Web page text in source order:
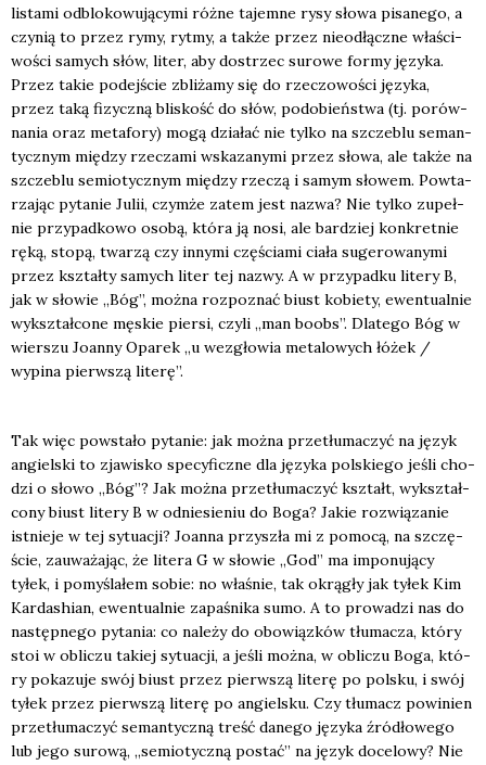
li­sta­mi odblo­ko­wu­ją­cy­mi róż­ne tajem­ne rysy sło­wa pisa­ne­go, a
czy­nią to przez rymy, ryt­my, a tak­że przez nie­od­łącz­ne wła­ści­
wo­ści samych słów, liter, aby dostrzec suro­we for­my języ­ka.
Przez takie podej­ście zbli­ża­my się do rze­czo­wo­ści języ­ka,
przez taką fizycz­ną bli­skość do słów, podo­bień­stwa (tj. porów­
na­nia oraz meta­fo­ry) mogą dzia­łać nie tyl­ko na szcze­blu seman­
tycz­nym mię­dzy rze­cza­mi wska­za­ny­mi przez sło­wa, ale tak­że na
szcze­blu semio­tycz­nym mię­dzy rze­czą i samym sło­wem. Powta­
rza­jąc pyta­nie Julii, czym­że zatem jest nazwa? Nie tyl­ko zupeł­
nie przy­pad­ko­wo oso­bą, któ­ra ją nosi, ale bar­dziej kon­kret­nie
ręką, sto­pą, twa­rzą czy inny­mi czę­ścia­mi cia­ła suge­ro­wa­ny­mi
przez kształ­ty samych liter tej nazwy. A w przy­pad­ku lite­ry B,
jak w sło­wie „Bóg”, moż­na roz­po­znać biust kobie­ty, ewen­tu­al­nie
wykształ­co­ne męskie pier­si, czy­li „man boobs”. Dla­te­go Bóg w
wier­szu Joan­ny Opa­rek „u wez­gło­wia meta­lo­wych łóżek /
wypi­na pierw­szą lite­rę”.
Tak więc powsta­ło pyta­nie: jak moż­na prze­tłu­ma­czyć na język
angiel­ski to zja­wi­sko spe­cy­ficz­ne dla języ­ka pol­skie­go jeśli cho­
dzi o sło­wo „Bóg”? Jak moż­na prze­tłu­ma­czyć kształt, wykształ­
co­ny biust lite­ry B w odnie­sie­niu do Boga? Jakie roz­wią­za­nie
ist­nie­je w tej sytu­acji? Joan­na przy­szła mi z pomo­cą, na szczę­
ście, zauwa­ża­jąc, że lite­ra G w sło­wie „God” ma impo­nu­ją­cy
tyłek, i pomy­śla­łem sobie: no wła­śnie, tak okrą­gły jak tyłek Kim
Kar­da­shian, ewen­tu­al­nie zapa­śni­ka sumo. A to pro­wa­dzi nas do
następ­ne­go pyta­nia: co nale­ży do obo­wiąz­ków tłu­ma­cza, któ­ry
stoi w obli­czu takiej sytu­acji, a jeśli moż­na, w obli­czu Boga, któ­
ry poka­zu­je swój biust przez pierw­szą lite­rę po pol­sku, i swój
tyłek przez pierw­szą lite­rę po angiel­sku. Czy tłu­macz powi­nien
prze­tłu­ma­czyć seman­tycz­ną treść dane­go języ­ka źró­dło­we­go
lub jego suro­wą, „semio­tycz­ną postać” na język doce­lo­wy? Nie